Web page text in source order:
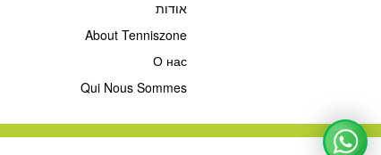
אודות
About Tenniszone
О нас
Qui Nous Sommes